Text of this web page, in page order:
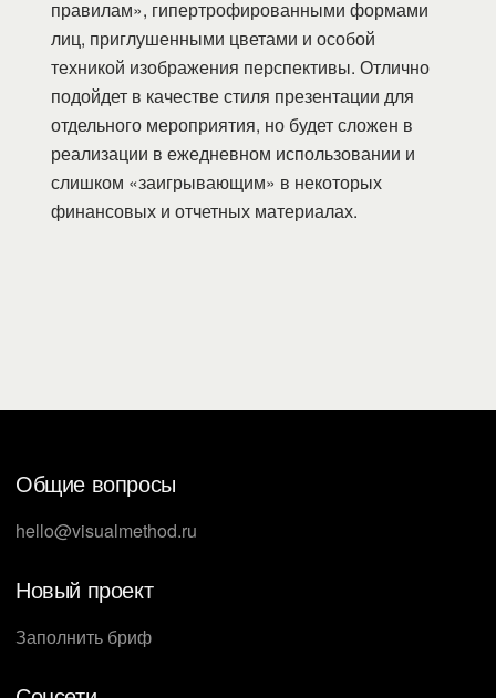
правилам», гипертрофированными формами
лиц, приглушенными цветами и особой
техникой изображения перспективы. Отлично
подойдет в качестве стиля презентации для
отдельного мероприятия, но будет сложен в
реализации в ежедневном использовании и
слишком «заигрывающим» в некоторых
финансовых и отчетных материалах.
Общие вопросы
hello@visualmethod.ru
Новый проект
Заполнить бриф